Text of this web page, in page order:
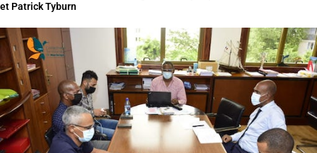
et Patrick Tyburn